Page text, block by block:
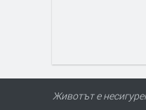
Животът е